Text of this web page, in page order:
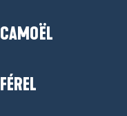
CAMOËL
FÉREL